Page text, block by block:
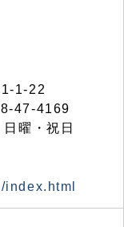
1-22
47-4169
曜・祝日